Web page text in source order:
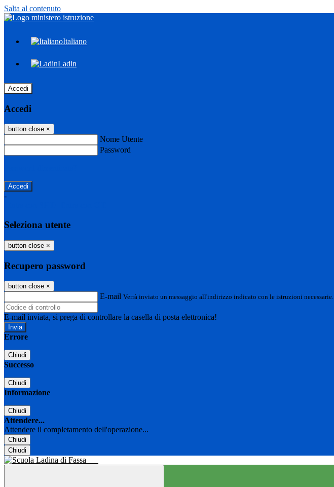
Salta al contenuto
Italiano
Ladin
Accedi
Accedi
button close ×
Nome Utente
Password
-
Seleziona utente
button close ×
Recupero password
button close ×
E-mail Verrà inviato un messaggio all'indirizzo indicato con le istruzioni necessarie.
E-mail inviata, si prega di controllare la casella di posta elettronica!
Errore
Chiudi
Successo
Chiudi
Informazione
Chiudi
Attendere...
Attendere il completamento dell'operazione...
Chiudi
Chiudi